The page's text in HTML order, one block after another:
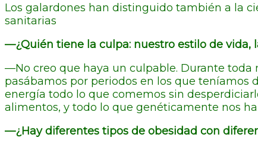
Los galardones han distinguido también a la
sanitarias
—¿Quién tiene la culpa: nuestro estilo de vida,
—No creo que haya un culpable. Durante toda
pasábamos por periodos en los que
energía todo lo que comemos sin
alimentos, y todo lo que genéticamente nos
—¿Hay diferentes tipos de obesidad con